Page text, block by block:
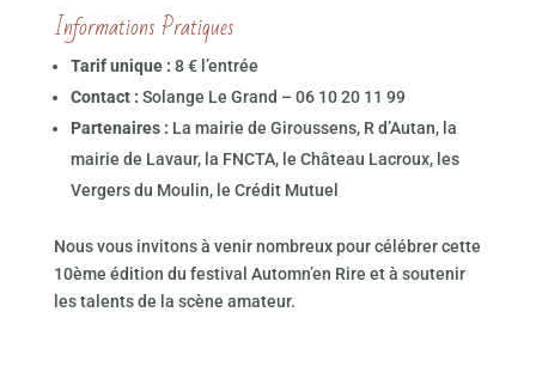
Informations Pratiques
Tarif unique : 8 € l’entrée
Contact : Solange Le Grand – 06 10 20 11 99
Partenaires : La mairie de Giroussens, R d’Autan, la
mairie de Lavaur, la FNCTA, le Château Lacroux, les
Vergers du Moulin, le Crédit Mutuel
Nous vous invitons à venir nombreux pour célébrer cette
10ème édition du festival Automn’en Rire et à soutenir
les talents de la scène amateur.